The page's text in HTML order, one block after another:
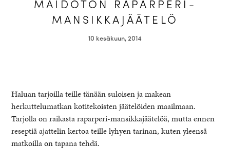
MAIDOTON RAPARPERI-
MANSIKKAJÄÄTELÖ
10 kesäkuun, 2014
Haluan tarjoilla teille tänään suloisen ja makean
herkuttelumatkan kotitekoisten jäätelöiden maailmaan.
Tarjolla on raikasta raparperi-mansikkajäätelöä, mutta ennen
reseptiä ajattelin kertoa teille lyhyen tarinan, kuten yleensä
matkoilla on tapana tehdä.